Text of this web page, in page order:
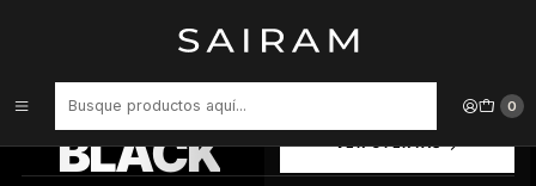
0
PERFUME LATTAFA PRIDE ROYAL SAPPHIRE UNISEX EDP 100 ML
BLACK
SELECCIONADOS